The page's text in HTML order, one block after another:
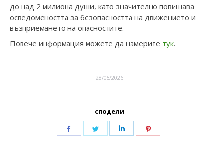
до над 2 милиона души, като значително повишава
осведомеността за безопасността на движението и
възприемането на опасностите.
Повече информация можете да намерите тук.
28/05/2026
сподели